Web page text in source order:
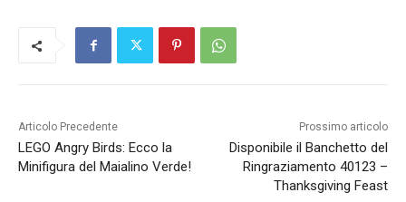
Articolo Precedente
LEGO Angry Birds: Ecco la
Minifigura del Maialino Verde!
Prossimo articolo
Disponibile il Banchetto del
Ringraziamento 40123 –
Thanksgiving Feast